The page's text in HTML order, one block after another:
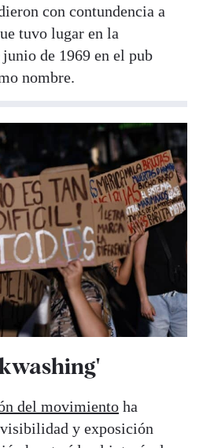
con contundencia a
tuvo lugar en la
de 1969 en el pub
nombre.
del movimiento ha
y exposición